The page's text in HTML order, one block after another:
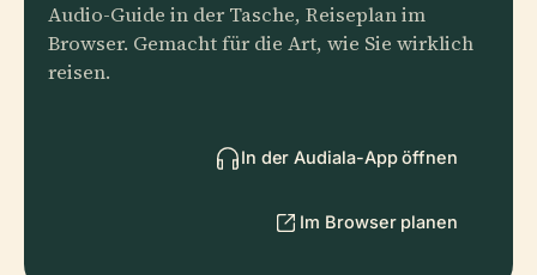
Audio-Guide in der Tasche, Reiseplan im
Browser. Gemacht für die Art, wie Sie wirklich
reisen.
In der Audiala-App öffnen
Im Browser planen